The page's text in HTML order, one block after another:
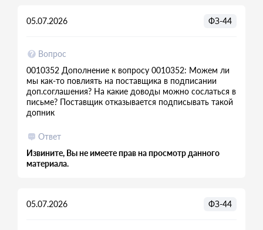
Вопрос
0010352 Дополнение к вопросу 0010352: Можем ли
мы как-то повлиять на поставщика в подписании
доп.соглашения? На какие доводы можно сослаться в
письме? Поставщик отказывается подписывать такой
допник
Ответ
Извините, Вы не имеете прав на просмотр данного
материала.
05.07.2026 ФЗ-44
05.07.2026 ФЗ-44